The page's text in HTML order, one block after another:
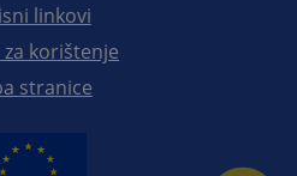
linkovi
korištenje
stranice